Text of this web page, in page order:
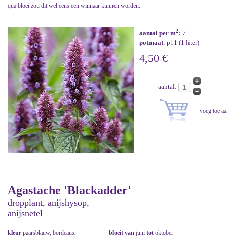
qua bloei zou dit wel eens een winnaar kunnen worden.
aantal per m2: 7
potmaat: p11 (1 liter)
4,50 €
aantal:
Agastache 'Blackadder'
dropplant, anijshysop,
anijsnetel
kleur paarsblauw, bordeaux bloeit van juni tot oktober